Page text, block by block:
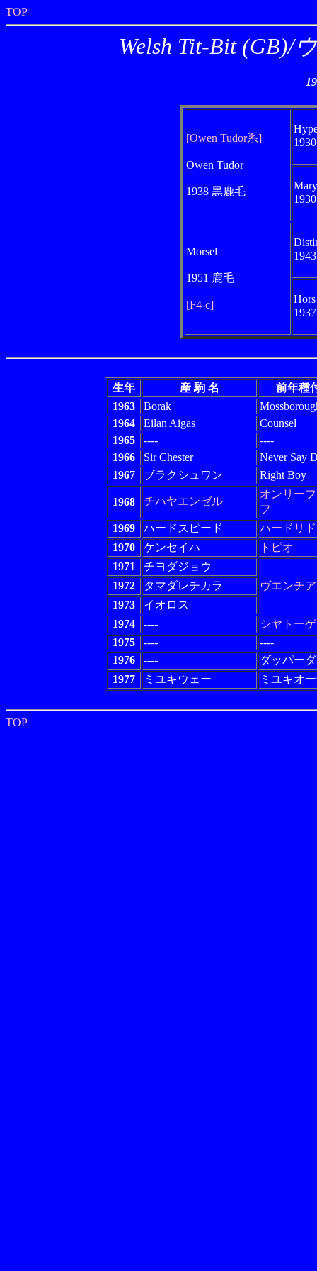
TOP
Welsh Tit-Bit (GB)/
[Owen Tudor系]
Owen Tudor
1938 黒鹿毛
Morsel
1951 鹿毛
[F4-c]
生年 産 駒 名
前年種
1963
Borak
1964
Eilan Aigas
Counsel
1965
----
----
1966
Sir Chester
Never Say
1967
ブラクシュワン Right Boy
1968 チハヤエンゼル
オンリー
フ
1969
ハードスピード
ハードリ
1970
ケンセイハ
トピオ
1971
チヨダジョウ
ヴエンチア
1972
タマダレチカラ
1973
イオロス
1974
----
シヤトー
1975
----
----
1976
----
ダッパー
1977
ミユキウェー ミユキオ
TOP